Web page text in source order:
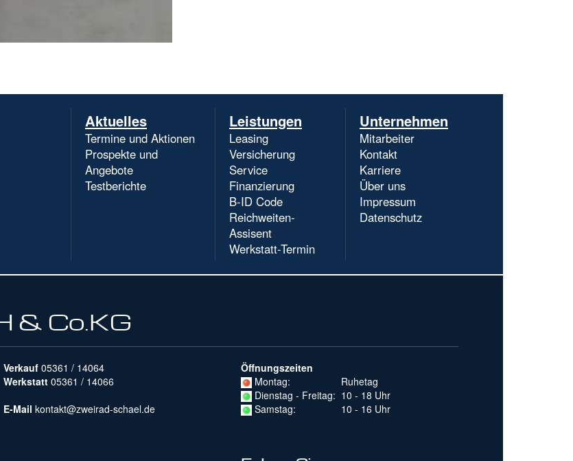
Navigation
überspringen
Navigation
überspringen
Aktuelles
Termine und Aktionen
Prospekte und
Angebote
Testberichte
Leistungen
Leasing
Versicherung
Service
Finanzierung
B-ID Code
Reichweiten-
Assisent
Werkstatt-Termin
Unternehmen
Mitarbeiter
Kontakt
Karriere
Über uns
Impressum
Datenschutz
& Co.KG
Verkauf 05361 / 14064
Werkstatt 05361 / 14066
E-Mail kontakt@zweirad-schael.de
Öffnungszeiten
Montag:
Ruhetag
Dienstag - Freitag: 10 - 18 Uhr
Samstag:
10 - 16 Uhr